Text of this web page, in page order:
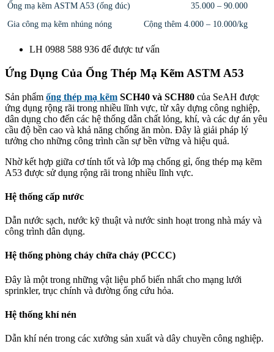
Ống mạ kẽm ASTM A53 (ống đúc)
35.000 – 90.000
Gia công mạ kẽm nhúng nóng
Cộng thêm 4.000 – 10.000/kg
LH 0988 588 936 để được tư vấn
Ứng Dụng Của Ống Thép Mạ Kẽm ASTM A53
Sản phẩm ống thép mạ kẽm SCH40 và SCH80 của SeAH được
ứng dụng rộng rãi trong nhiều lĩnh vực, từ xây dựng công nghiệp,
dân dụng cho đến các hệ thống dẫn chất lỏng, khí, và các dự án yêu
cầu độ bền cao và khả năng chống ăn mòn. Đây là giải pháp lý
tưởng cho những công trình cần sự bền vững và hiệu quả.
Nhờ kết hợp giữa cơ tính tốt và lớp mạ chống gỉ, ống thép mạ kẽm
A53 được sử dụng rộng rãi trong nhiều lĩnh vực.
Hệ thống cấp nước
Dẫn nước sạch, nước kỹ thuật và nước sinh hoạt trong nhà máy và
công trình dân dụng.
Hệ thống phòng cháy chữa cháy (PCCC)
Đây là một trong những vật liệu phổ biến nhất cho mạng lưới
sprinkler, trục chính và đường ống cứu hỏa.
Hệ thống khí nén
Dẫn khí nén trong các xưởng sản xuất và dây chuyền công nghiệp.